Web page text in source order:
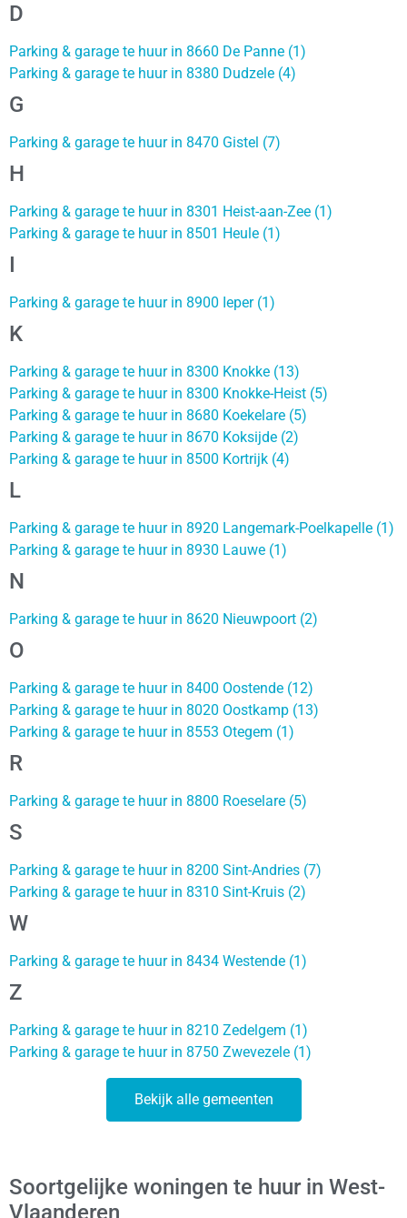
D
Parking & garage te huur in 8660 De Panne (1)
Parking & garage te huur in 8380 Dudzele (4)
G
Parking & garage te huur in 8470 Gistel (7)
H
Parking & garage te huur in 8301 Heist-aan-Zee (1)
Parking & garage te huur in 8501 Heule (1)
I
Parking & garage te huur in 8900 Ieper (1)
K
Parking & garage te huur in 8300 Knokke (13)
Parking & garage te huur in 8300 Knokke-Heist (5)
Parking & garage te huur in 8680 Koekelare (5)
Parking & garage te huur in 8670 Koksijde (2)
Parking & garage te huur in 8500 Kortrijk (4)
L
Parking & garage te huur in 8920 Langemark-Poelkapelle (1)
Parking & garage te huur in 8930 Lauwe (1)
N
Parking & garage te huur in 8620 Nieuwpoort (2)
O
Parking & garage te huur in 8400 Oostende (12)
Parking & garage te huur in 8020 Oostkamp (13)
Parking & garage te huur in 8553 Otegem (1)
R
Parking & garage te huur in 8800 Roeselare (5)
S
Parking & garage te huur in 8200 Sint-Andries (7)
Parking & garage te huur in 8310 Sint-Kruis (2)
W
Parking & garage te huur in 8434 Westende (1)
Z
Parking & garage te huur in 8210 Zedelgem (1)
Parking & garage te huur in 8750 Zwevezele (1)
Bekijk alle gemeenten
Soortgelijke woningen te huur in West-